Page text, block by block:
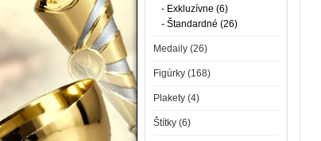
- Exkluzívne (6)
- Štandardné (26)
Medaily (26)
Figúrky (168)
Plakety (4)
Štítky (6)